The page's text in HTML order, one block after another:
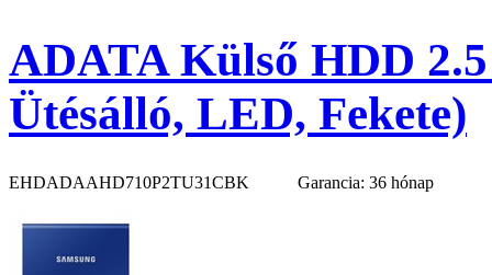
ADATA Külső HDD
Ütésálló, LED, Fekete)
EHDADAAHD710P2TU31CBK Garancia: 36 hónap